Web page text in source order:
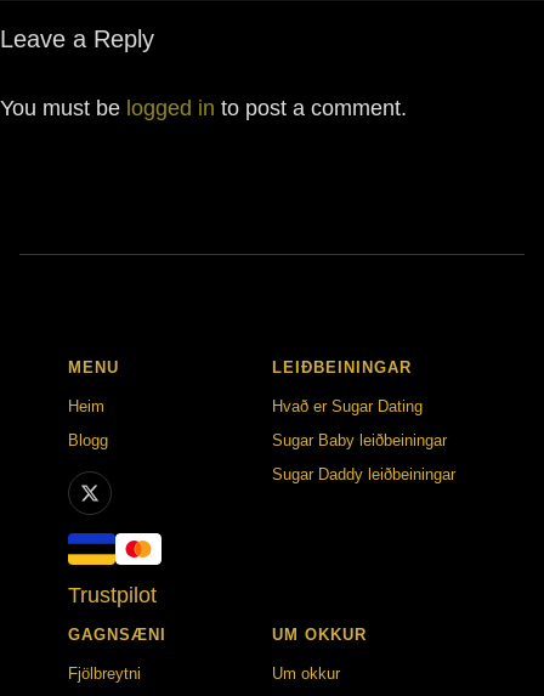
Leave a Reply
You must be logged in to post a comment.
MENU
Heim
Blogg
Trustpilot
LEIÐBEININGAR
Hvað er Sugar Dating
Sugar Baby leiðbeiningar
Sugar Daddy leiðbeiningar
GAGNSÆNI
Fjölbreytni
UM OKKUR
Um okkur